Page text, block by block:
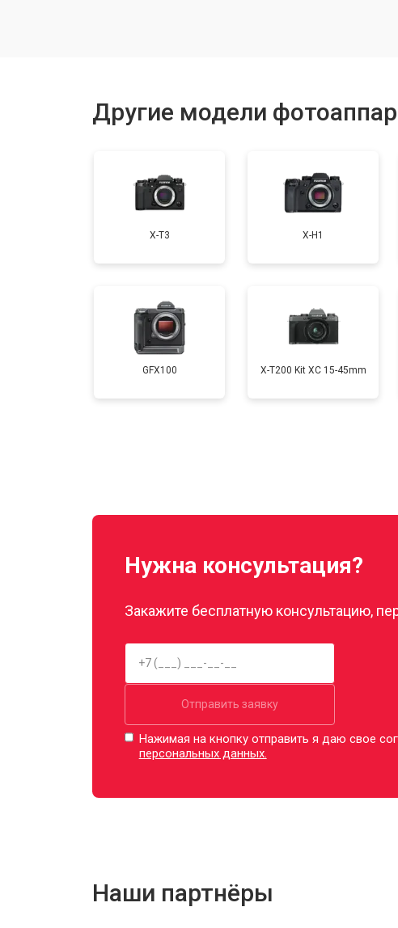
Замена CCD/CMOS матрицы
Чистка матрицы
Другие модели
X-T3 X-H1
GFX100 X-T200 Kit XC 15-45mm
Нужна консультация?
Закажите бесплатную консультацию,
Отправить заявку
Нажимая на кнопку отправить я даю свое
персональных данных.
Наши партнёры